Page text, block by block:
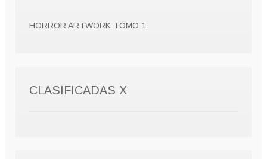
HORROR ARTWORK TOMO 1
CLASIFICADAS X